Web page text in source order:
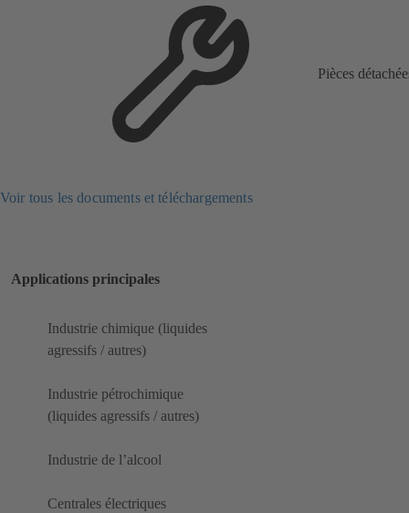
Pièces
Voir tous les documents et téléchargements
Applications principales
Industrie chimique (liquides
agressifs / autres)
Industrie pétrochimique
(liquides agressifs / autres)
Industrie de l’alcool
Centrales électriques